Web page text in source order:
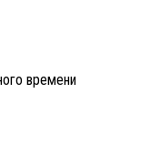
времени